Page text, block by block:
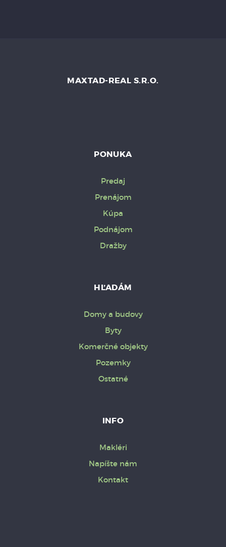
MAXTAD-REAL S.R.O.
PONUKA
Predaj
Prenájom
Kúpa
Podnájom
Dražby
HĽADÁM
Domy a budovy
Byty
Komerčné objekty
Pozemky
Ostatné
INFO
Makléri
Napíšte nám
Kontakt